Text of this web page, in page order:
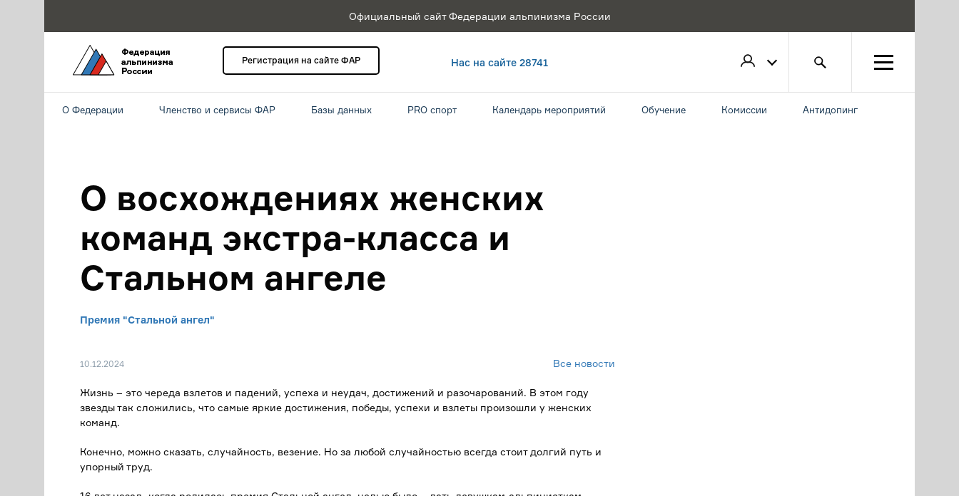
Официальный сайт Федерации альпинизма России
Регистрация на сайте ФАР Нас на сайте 28741
О Федерации Членство и сервисы ФАР Базы данных PRO спорт Календарь мероприятий Обучение Комиссии Антидопинг
О восхождениях женских
команд экстра-класса и
Стальном ангеле
Премия "Стальной ангел"
10.12.2024 Все новости
Жизнь – это череда взлетов и падений, успеха и неудач, достижений и разочарований. В этом году
звезды так сложились, что самые яркие достижения, победы, успехи и взлеты произошли у женских
команд.
Конечно, можно сказать, случайность, везение. Но за любой случайностью всегда стоит долгий путь и
упорный труд.